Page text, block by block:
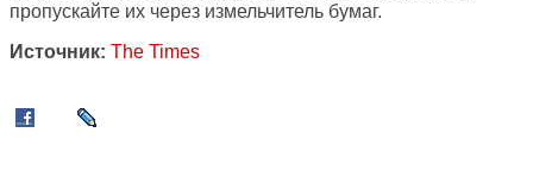
пропускайте их через измельчитель бумаг.
Источник: The Times